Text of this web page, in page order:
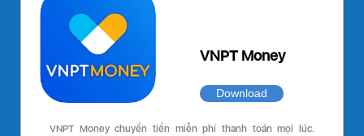
VNPT Money
Download
VNPT Money chuyển tiền miễn phí thanh toán mọi lúc.